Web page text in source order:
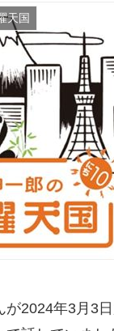
天国
が2024年3月3